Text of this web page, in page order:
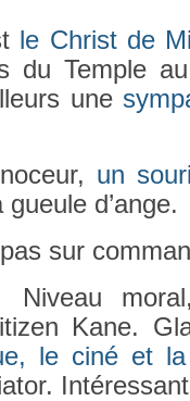
le Chr­ist de
du Tem­ple
une
un
d’ange.
sur
Niveau
Kane.
le ciné et